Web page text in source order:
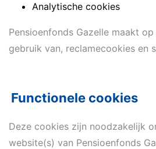
Analytische cookies
Pensioenfonds Gazelle maakt
gebruik van, reclamecookies en
Functionele cookies
Deze cookies zijn noodzakelijk
website(s) van Pensioenfonds